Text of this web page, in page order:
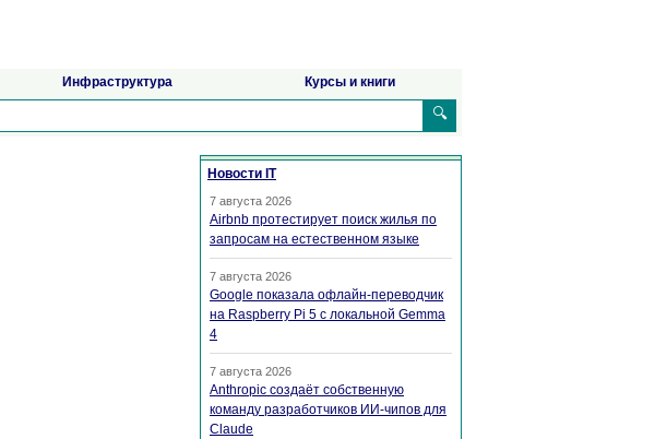
Инфраструктура Курсы и книги
🔍
Новости IT
7 августа 2026
Airbnb протестирует поиск жилья по
запросам на естественном языке
7 августа 2026
Google показала офлайн-переводчик
на Raspberry Pi 5 с локальной Gemma
4
7 августа 2026
Anthropic создаёт собственную
команду разработчиков ИИ-чипов для
Claude